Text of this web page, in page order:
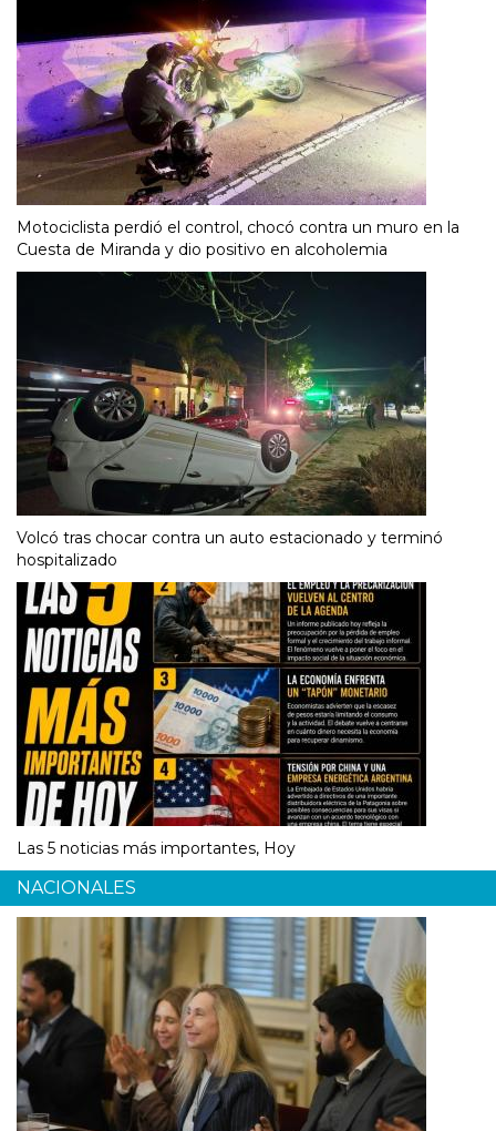
Motociclista perdió el control, chocó contra un muro en la
Cuesta de Miranda y dio positivo en alcoholemia
Volcó tras chocar contra un auto estacionado y terminó
hospitalizado
Las 5 noticias más importantes, Hoy
NACIONALES